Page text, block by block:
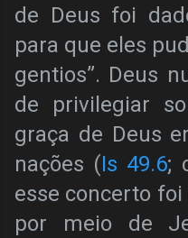
de Deus foi
para que eles
gentios”. Deus
de privilegiar
graça de Deus
nações (Is 49.6;
esse concerto
por meio de